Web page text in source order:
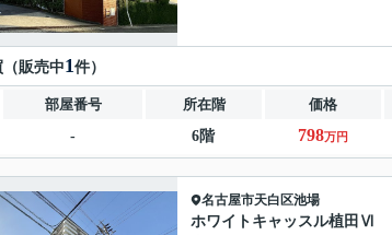
販売中1件）
部屋番号 所在階 価格
-
6階 798万円
名古屋市天白区池場
ホワイトキャッスル植田Ⅵ